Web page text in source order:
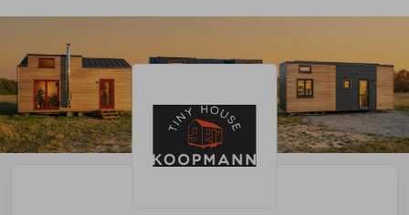
Ideal für zeitgemäße Architektur und sehr gut geeignet
für Photovoltaikanlagen durch gezielte Ausrichtung.
Flachdach
Klare, minimalistische Gestaltung. Ermöglicht
Dachterrassen oder Begrünung. Erfordert eine
sorgfältige Abdichtungs- und Entwässerungsplanung.